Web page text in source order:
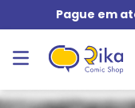
Pague em